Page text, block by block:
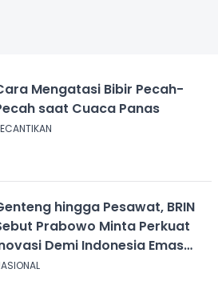
Mengatasi Bibir Pecah-
saat Cuaca Panas
hingga Pesawat, BRIN
Prabowo Minta Perkuat
Demi Indonesia Emas